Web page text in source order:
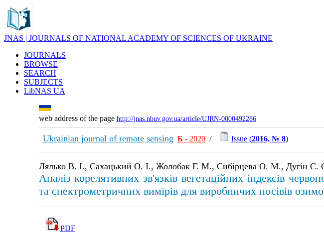
JNAS | JOURNALS OF NATIONAL ACADEMY OF SCIENCES OF UKRAINE
JOURNALS
BROWSE
SEARCH
SUBJECTS
LibNAS UA
web address of the page http://jnas.nbuv.gov.ua/article/UJRN-0000492286
Ukrainian journal of remote sensing Б - 2020/ Issue (2016, № 8)
Лялько В. І., Сахацький О. І., Жолобак Г. М., Сибірцева О. М., Дугін С.
Аналіз корелятивних зв'язків вегетаційних індексів
та спектрометричних вимірів для виробничих посівів
PDF